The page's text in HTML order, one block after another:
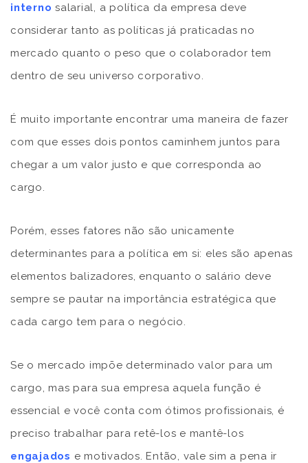
interno salarial, a política da empresa deve
considerar tanto as políticas já praticadas no
mercado quanto o peso que o colaborador tem
dentro de seu universo corporativo.
É muito importante encontrar uma maneira de fazer
com que esses dois pontos caminhem juntos para
chegar a um valor justo e que corresponda ao
cargo.
Porém, esses fatores não são unicamente
determinantes para a política em si: eles são apenas
elementos balizadores, enquanto o salário deve
sempre se pautar na importância estratégica que
cada cargo tem para o negócio.
Se o mercado impõe determinado valor para um
cargo, mas para sua empresa aquela função é
essencial e você conta com ótimos profissionais, é
preciso trabalhar para retê-los e mantê-los
engajados e motivados. Então, vale sim a pena ir